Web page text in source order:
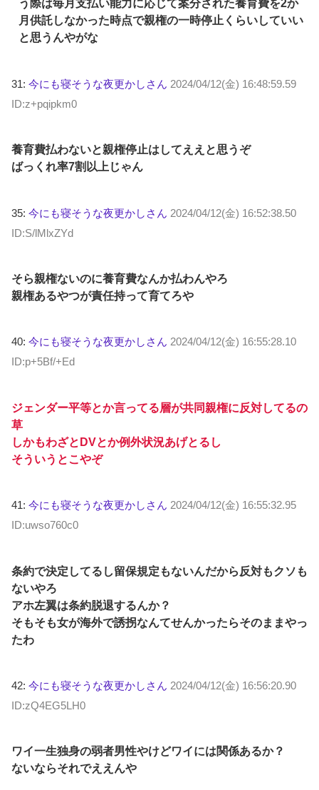
う際は毎月支払い能力に応じて案分された養育費を2か
月供託しなかった時点で親権の一時停止くらいしていい
と思うんやがな
31: 今にも寝そうな夜更かしさん 2024/04/12(金) 16:48:59.59
ID:z+pqipkm0
養育費払わないと親権停止はしてええと思うぞ
ばっくれ率7割以上じゃん
35: 今にも寝そうな夜更かしさん 2024/04/12(金) 16:52:38.50
ID:S/lMlxZYd
そら親権ないのに養育費なんか払わんやろ
親権あるやつが責任持って育てろや
40: 今にも寝そうな夜更かしさん 2024/04/12(金) 16:55:28.10
ID:p+5Bf/+Ed
ジェンダー平等とか言ってる層が共同親権に反対してるの
草
しかもわざとDVとか例外状況あげとるし
そういうとこやぞ
41: 今にも寝そうな夜更かしさん 2024/04/12(金) 16:55:32.95
ID:uwso760c0
条約で決定してるし留保規定もないんだから反対もクソも
ないやろ
アホ左翼は条約脱退するんか？
そもそも女が海外で誘拐なんてせんかったらそのままやっ
たわ
42: 今にも寝そうな夜更かしさん 2024/04/12(金) 16:56:20.90
ID:zQ4EG5LH0
ワイ一生独身の弱者男性やけどワイには関係あるか？
ないならそれでええんや